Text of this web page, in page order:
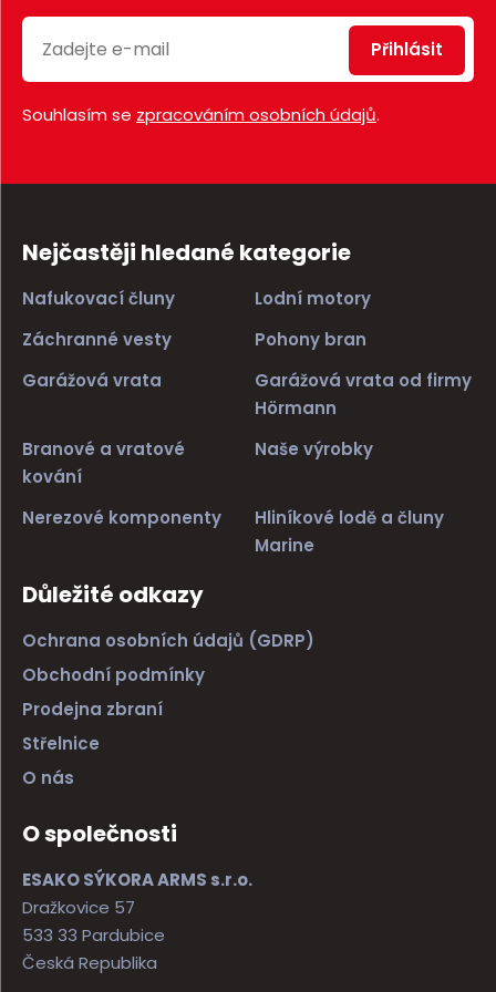
Přihlásit
Souhlasím se zpracováním osobních údajů.
Nejčastěji hledané kategorie
Nafukovací čluny
Lodní motory
Záchranné vesty
Pohony bran
Garážová vrata
Garážová vrata od firmy
Hörmann
Branové a vratové
kování
Naše výrobky
Nerezové komponenty
Hliníkové lodě a čluny
Marine
Důležité odkazy
Ochrana osobních údajů (GDRP)
Obchodní podmínky
Prodejna zbraní
Střelnice
O nás
O společnosti
ESAKO SÝKORA ARMS s.r.o.
Dražkovice 57
533 33 Pardubice
Česká Republika